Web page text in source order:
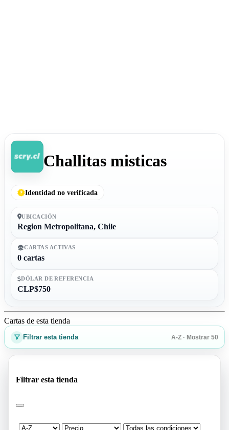
Challitas misticas
Identidad no verificada
UBICACIÓN
Region Metropolitana, Chile
CARTAS ACTIVAS
0 cartas
DÓLAR DE REFERENCIA
CLP$750
Cartas de esta tienda
Filtrar esta tienda A-Z · Mostrar 50
Filtrar esta tienda